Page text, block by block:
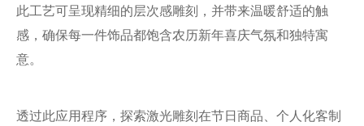
此工艺可呈现精细的层次感雕刻，并带来温暖舒适的触
感，确保每一件饰品都饱含农历新年喜庆气氛和独特寓
意。
透过此应用程序，探索激光雕刻在节日商品、个人化客制